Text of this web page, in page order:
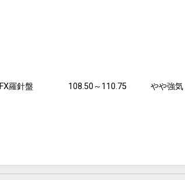
FX羅針盤 108.50～110.75 やや強気